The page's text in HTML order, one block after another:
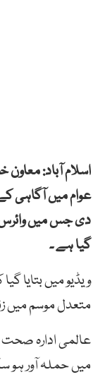
اسلام آباد:
عوام میں آگاہی
دی جس میں
گیا ہے ۔
ویڈیو میں بتایا
متعدل موسم میں
عالمی ادارہ صحت
میں حملہ آور ہو